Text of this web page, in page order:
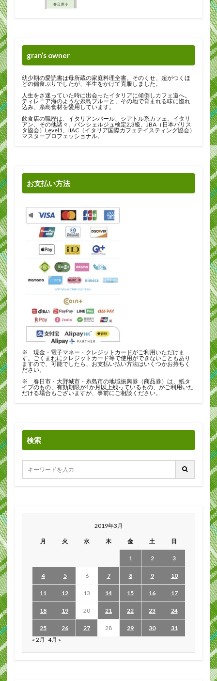
gran’s owner
幼少期の愛読書は母所蔵の家庭料理全書。そのくせ、超がつくほ
どの偏食ぶりでしたが、半生をかけて克服しました。
人生をさ迷っていた時に出会ったイタリアに傾倒しカフェ道へ。
ティレニア海のような糸島ブルーと、その地で育まれる味に惚れ
込み、糸島食材を愛用しています。
飲食店の職歴は、イタリアンバール、シアトル系カフェ、イタリ
アン、その他諸々。パンシェルジュ検定2,3級、JBA（日本バリス
タ協会）Level1、IIAC（イタリア国際カフェテイスティング協会）
マスタープロフェッショナル。
お支払い方法
※ 現金・電子マネー・クレジットカードがご利用いただけま
す。ごくまれにクレジットカード等で使用ができないこともあり
ますので、可能でしたら、お支払い払い方法はいくつかお持ちく
ださい。
※ 春日市・大野城市・糸島市の地域振興券（商品券）は、紙タ
イプのもの、有効期限が1か月以上残っているもの、がご利用いた
だける場合もございますが、事前にご相談ください。
検索
2019年3月
月 火 水 木 金 土 日
1 2 3
4 5 6 7 8 9 10
11 12 13 14 15 16 17
18 19 20 21 22 23 24
25 26 27 28 29 30
31
« 2月 4月 »